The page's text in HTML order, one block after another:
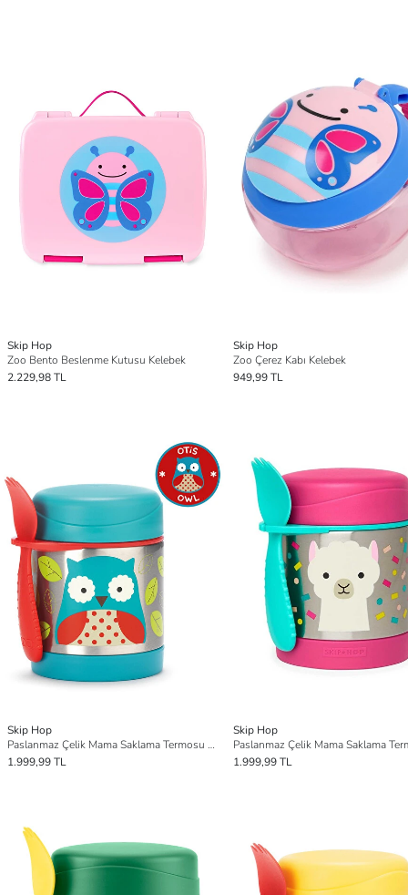
Skip Hop
Zoo Bento Beslenme Kutusu Kelebek
2.229,98 TL
Skip Hop
Zoo Çerez Kabı Kelebek
949,99 TL
Skip Hop
Paslanmaz Çelik Mama Saklama Termosu Seti - Baykuş
1.999,99 TL
Skip Hop
1.999,99 TL